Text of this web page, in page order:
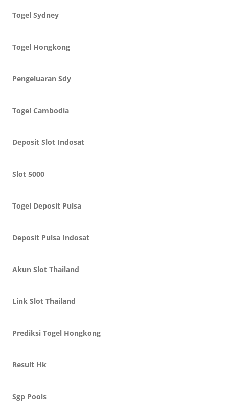
Togel Sydney
Togel Hongkong
Pengeluaran Sdy
Togel Cambodia
Deposit Slot Indosat
Slot 5000
Togel Deposit Pulsa
Deposit Pulsa Indosat
Akun Slot Thailand
Link Slot Thailand
Prediksi Togel Hongkong
Result Hk
Sgp Pools